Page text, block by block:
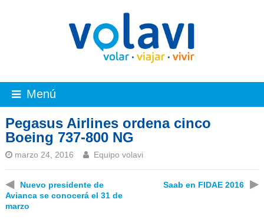
Menú
Pegasus Airlines ordena cinco
Boeing 737-800 NG
marzo 24, 2016 Equipo volavi
◀
Nuevo presidente de
Avianca se conocerá el 31 de
marzo
Saab en FIDAE 2016 ▶